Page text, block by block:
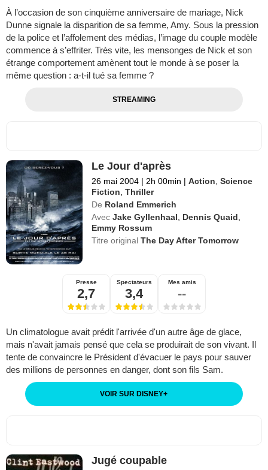
À l’occasion de son cinquième anniversaire de mariage, Nick
Dunne signale la disparition de sa femme, Amy. Sous la pression
de la police et l’affolement des médias, l’image du couple modèle
commence à s’effriter. Très vite, les mensonges de Nick et son
étrange comportement amènent tout le monde à se poser la
même question : a-t-il tué sa femme ?
STREAMING
Le Jour d'après
26 mai 2004 | 2h 00min | Action,Science
Fiction,Thriller
De Roland Emmerich
Avec Jake Gyllenhaal, Dennis Quaid,
Emmy Rossum
Titre originalThe Day After Tomorrow
Presse
2,7
Spectateurs
3,4
Mes amis
--
Un climatologue avait prédit l'arrivée d'un autre âge de glace,
mais n'avait jamais pensé que cela se produirait de son vivant. Il
tente de convaincre le Président d'évacuer le pays pour sauver
des millions de personnes en danger, dont son fils Sam.
VOIR SUR DISNEY+
Jugé coupable